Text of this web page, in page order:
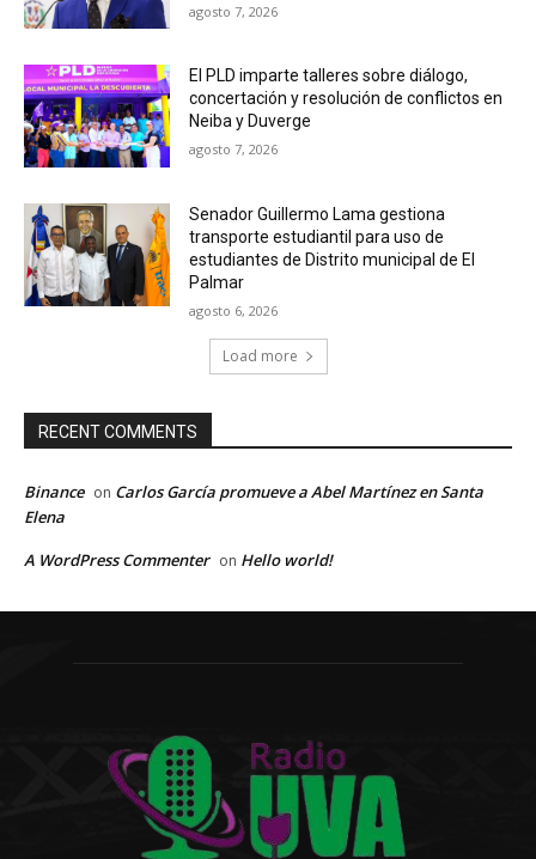
agosto 7, 2026
El PLD imparte talleres sobre diálogo,
concertación y resolución de conflictos en
Neiba y Duverge
agosto 7, 2026
Senador Guillermo Lama gestiona
transporte estudiantil para uso de
estudiantes de Distrito municipal de El
Palmar
agosto 6, 2026
Load more
RECENT COMMENTS
Binance on Carlos García promueve a Abel Martínez en Santa
Elena
A WordPress Commenter on Hello world!